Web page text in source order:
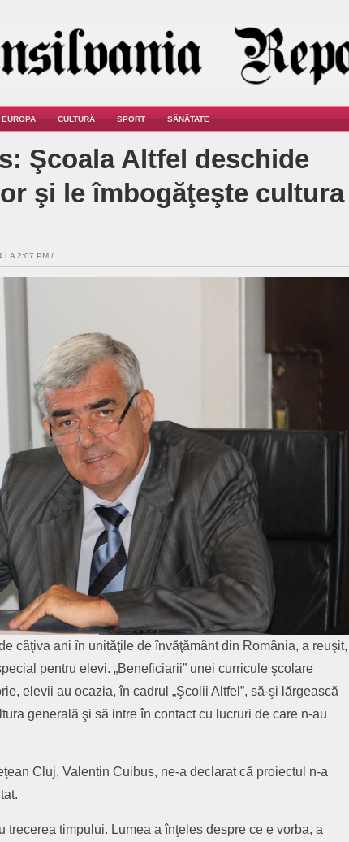
EUROPA CULTURĂ SPORT SĂNĂTATE
Şcoala Altfel deschide
şi le îmbogăţeşte cultura
LA 2:07 PM /
câţiva ani în unităţile de învăţământ din România, a reuşit,
pentru elevi. „Beneficiarii” unei curricule şcolare
elevii au ocazia, în cadrul „Şcolii Altfel”, să-şi lărgească
generală şi să intre în contact cu lucruri de care n-au
Cluj, Valentin Cuibus, ne-a declarat că proiectul n-a
trecerea timpului. Lumea a înţeles despre ce e vorba, a